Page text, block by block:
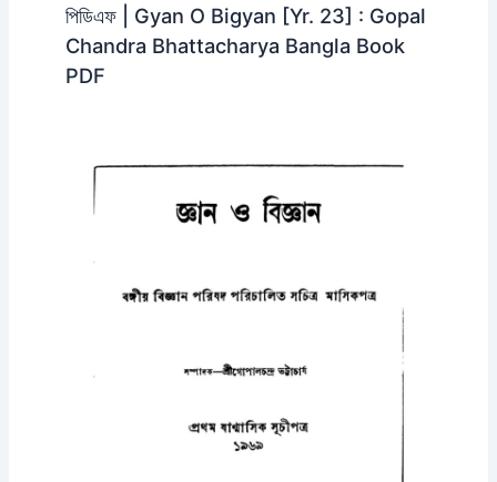
পিডিএফ | Gyan O Bigyan [Yr. 23] : Gopal
Chandra Bhattacharya Bangla Book
PDF